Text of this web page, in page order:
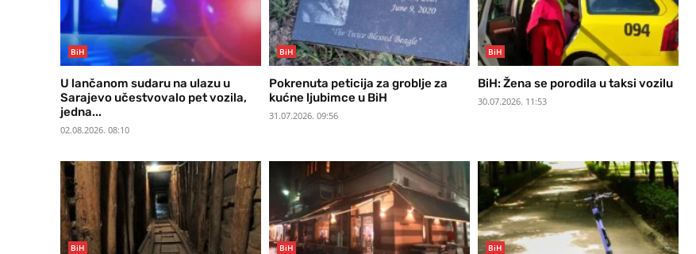
BiH
U lančanom sudaru na ulazu u
Sarajevo učestvovalo pet vozila,
jedna...
02.08.2026. 08:10
BiH
Pokrenuta peticija za groblje za
kućne ljubimce u BiH
31.07.2026. 09:56
BiH
BiH: Žena se porodila u taksi vozilu
30.07.2026. 11:53
BiH BiH BiH